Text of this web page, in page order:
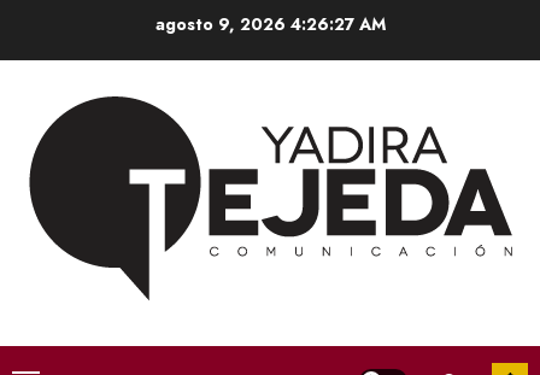
agosto 9, 2026 4:26:28 AM